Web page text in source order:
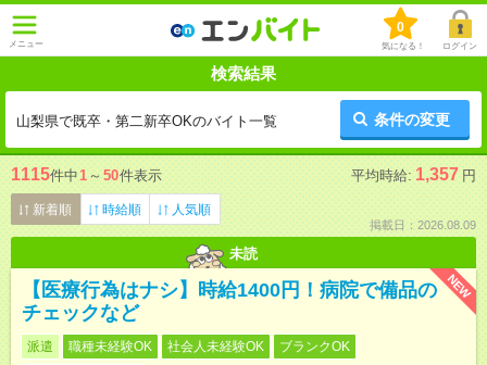
メニュー
0
気になる！ ログイン
検索結果
山梨県で既卒・第二新卒OKのバイト一覧 条件の変更
1115件中1 ～ 50件表示 平均時給: 1,357 円
新着順 時給順 人気順
掲載日：2026.08.09
未読
NEW
【医療行為はナシ】時給1400円！病院で備品の
チェックなど
派遣 職種未経験OK 社会人未経験OK
ブランクOK